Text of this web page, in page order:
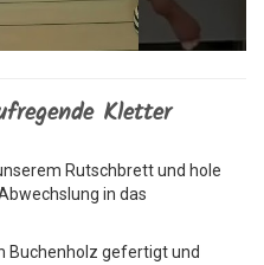
Kletter
Rutschbrett und hole
in das
Buchenholz gefertigt und